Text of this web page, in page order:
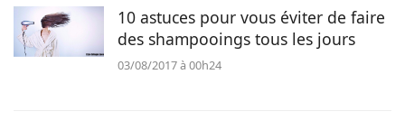
10 astuces pour vous éviter de faire
des shampooings tous les jours
03/08/2017 à 00h24